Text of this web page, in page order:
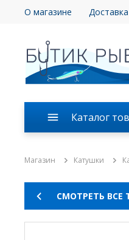
О магазине
Каталог
Магазин Катушки
СМОТРЕТЬ ВСЕ